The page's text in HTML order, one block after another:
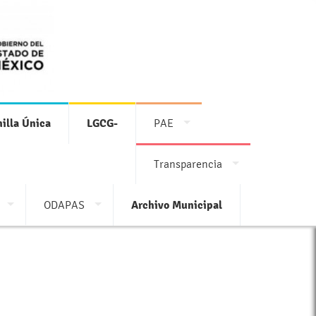
Única LGCG- PAE
Transparencia
ODAPAS Archivo Municipal